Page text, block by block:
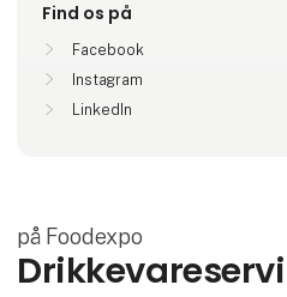
Find os på
Facebook
Instagram
LinkedIn
på Foodexpo